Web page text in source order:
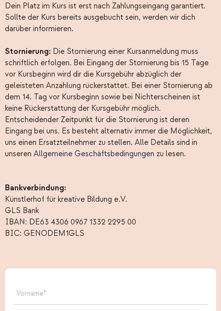
Dein Platz im Kurs ist erst nach Zahlungseingang garantiert.
Sollte der Kurs bereits ausgebucht sein, werden wir dich
darüber informieren.
Stornierung: Die Stornierung einer Kursanmeldung muss
schriftlich erfolgen. Bei Eingang der Stornierung bis 15 Tage
vor Kursbeginn wird dir die Kursgebühr abzüglich der
geleisteten Anzahlung rückerstattet. Bei einer Stornierung ab
dem 14. Tag vor Kursbeginn sowie bei Nichterscheinen ist
keine Rückerstattung der Kursgebühr möglich.
Entscheidender Zeitpunkt für die Stornierung ist deren
Eingang bei uns. Es besteht alternativ immer die Möglichkeit,
uns einen Ersatzteilnehmer zu stellen. Alle Details sind in
unseren Allgemeine Geschäftsbedingungen zu lesen.
Bankverbindung:
Künstlerhof für kreative Bildung e.V.
GLS Bank
IBAN: DE63 4306 0967 1332 2295 00
BIC: GENODEM1GLS